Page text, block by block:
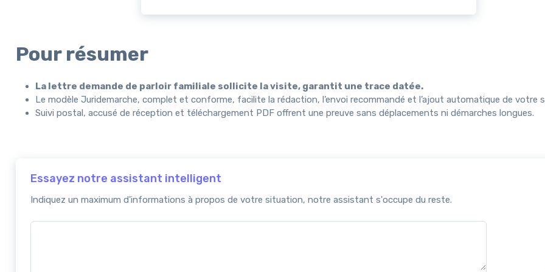
Pour résumer
La lettre demande de parloir familiale sollicite la visite, garantit une trace datée.
Le modèle Juridemarche, complet et conforme, facilite la rédaction, l’envoi recommandé et l’ajout automatique de votre
Suivi postal, accusé de réception et téléchargement PDF offrent une preuve sans déplacements ni démarches longues.
Essayez notre assistant intelligent
Indiquez un maximum d'informations à propos de votre situation, notre assistant s'occupe du reste.